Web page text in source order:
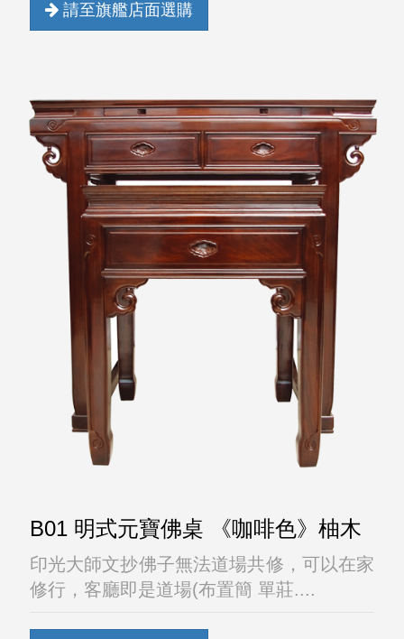
請至旗艦店面選購
B01 明式元寶佛桌 《咖啡色》柚木
印光大師文抄佛子無法道場共修，可以在家
修行，客廳即是道場(布置簡 單莊....